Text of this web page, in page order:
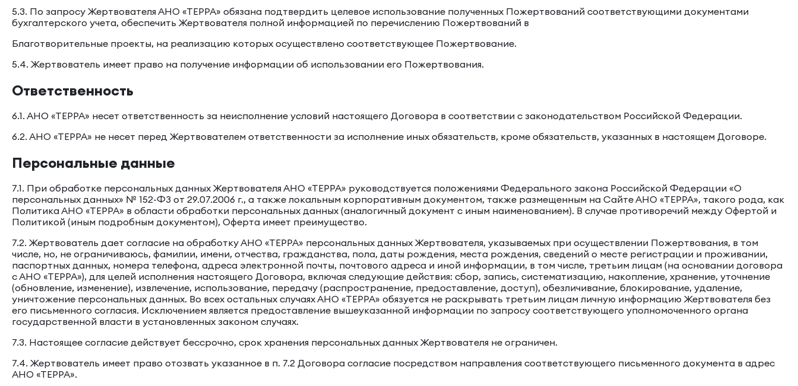
5.3. По запросу Жертвователя АНО «ТЕРРА» обязана подтвердить целевое использование полученных Пожертвований соответствующими документами
бухгалтерского учета, обеспечить Жертвователя полной информацией по перечислению Пожертвований в
Благотворительные проекты, на реализацию которых осуществлено соответствующее Пожертвование.
5.4. Жертвователь имеет право на получение информации об использовании его Пожертвования.
Ответственность
6.1. АНО «ТЕРРА» несет ответственность за неисполнение условий настоящего Договора в соответствии с законодательством Российской Федерации.
6.2. АНО «ТЕРРА» не несет перед Жертвователем ответственности за исполнение иных обязательств, кроме обязательств, указанных в настоящем Договоре.
Персональные данные
7.1. При обработке персональных данных Жертвователя АНО «ТЕРРА» руководствуется положениями Федерального закона Российской Федерации «О
персональных данных» № 152-ФЗ от 29.07.2006 г., а также локальным корпоративным документом, также размещенным на Сайте АНО «ТЕРРА», такого рода, как
Политика АНО «ТЕРРА» в области обработки персональных данных (аналогичный документ с иным наименованием). В случае противоречий между Офертой и
Политикой (иным подробным документом), Оферта имеет преимущество.
7.2. Жертвователь дает согласие на обработку АНО «ТЕРРА» персональных данных Жертвователя, указываемых при осуществлении Пожертвования, в том
числе, но, не ограничиваюсь, фамилии, имени, отчества, гражданства, пола, даты рождения, места рождения, сведений о месте регистрации и проживании,
паспортных данных, номера телефона, адреса электронной почты, почтового адреса и иной информации, в том числе, третьим лицам (на основании договора
с АНО «ТЕРРА»), для целей исполнения настоящего Договора, включая следующие действия: сбор, запись, систематизацию, накопление, хранение, уточнение
(обновление, изменение), извлечение, использование, передачу (распространение, предоставление, доступ), обезличивание, блокирование, удаление,
уничтожение персональных данных. Во всех остальных случаях АНО «ТЕРРА» обязуется не раскрывать третьим лицам личную информацию Жертвователя без
его письменного согласия. Исключением является предоставление вышеуказанной информации по запросу соответствующего уполномоченного органа
государственной власти в установленных законом случаях.
7.3. Настоящее согласие действует бессрочно, срок хранения персональных данных Жертвователя не ограничен.
7.4. Жертвователь имеет право отозвать указанное в п. 7.2 Договора согласие посредством направления соответствующего письменного документа в адрес
АНО «ТЕРРА».